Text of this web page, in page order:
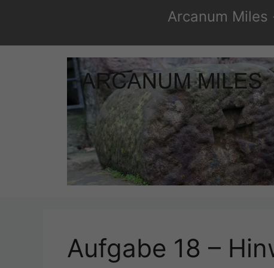
Arcanum
Aufgabe 18 –